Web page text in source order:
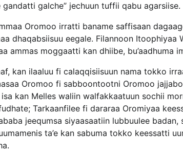
galche” jechuun tuffii qabu agarsiise.
Oromoo irratti baname saffisaan
dhaqabsiisuu eegale. Filannoon Itoophiyaa
ammas moggaatti kan dhiibe, bu’aadhuma
kan ilaaluu fi calaqqisiisuun nama tokko
Oromoo fi sabboontootni Oromoo
kan Melles waliin walfakkaatuun sochii
Tarkaanfilee fi dararaa Oromiyaa
jeequmsa siyaasaatiin lubbuulee badan,
ta’e kan sabuma tokko keessatti